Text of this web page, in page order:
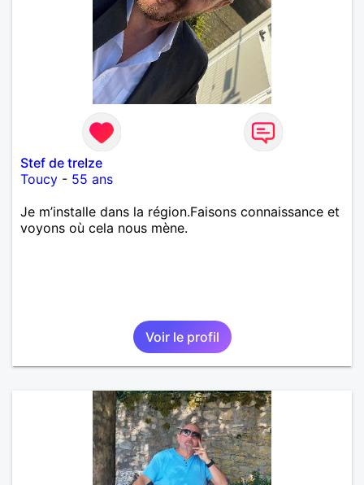
Stef de treIze
Toucy - 55 ans
Je m’installe dans la région.Faisons connaissance et
voyons où cela nous mène.
Voir le profil